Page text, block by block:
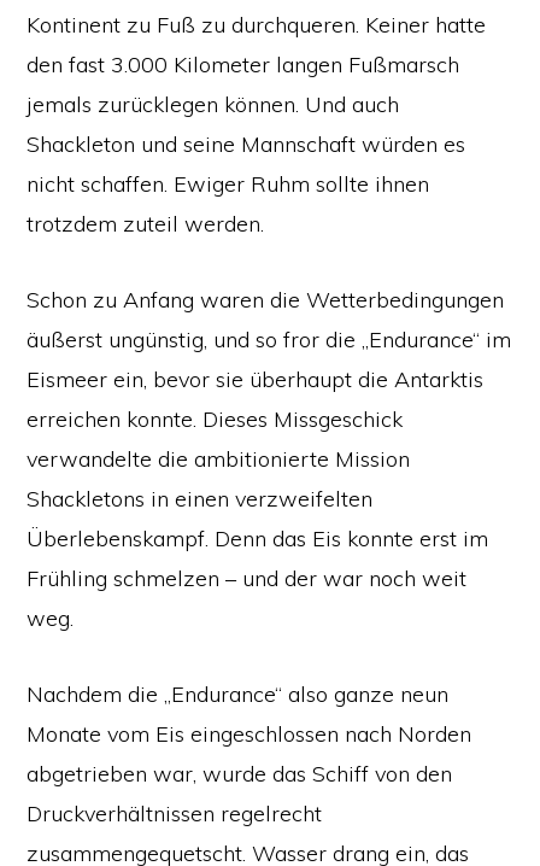
Kontinent zu Fuß zu durchqueren. Keiner hatte
den fast 3.000 Kilometer langen Fußmarsch
jemals zurücklegen können. Und auch
Shackleton und seine Mannschaft würden es
nicht schaffen. Ewiger Ruhm sollte ihnen
trotzdem zuteil werden.
Schon zu Anfang waren die Wetterbedingungen
äußerst ungünstig, und so fror die „Endurance“ im
Eismeer ein, bevor sie überhaupt die Antarktis
erreichen konnte. Dieses Missgeschick
verwandelte die ambitionierte Mission
Shackletons in einen verzweifelten
Überlebenskampf. Denn das Eis konnte erst im
Frühling schmelzen – und der war noch weit
weg.
Nachdem die „Endurance“ also ganze neun
Monate vom Eis eingeschlossen nach Norden
abgetrieben war, wurde das Schiff von den
Druckverhältnissen regelrecht
zusammengequetscht. Wasser drang ein, das